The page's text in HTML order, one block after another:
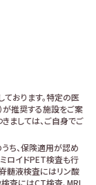
ております。特定の医
が推奨する施設をご案
ましては、ご自身でご
ち、保険適用が認め
ロイドPET検査も行
脊髄液検査にはリン酸
査にはCT検査、MRI